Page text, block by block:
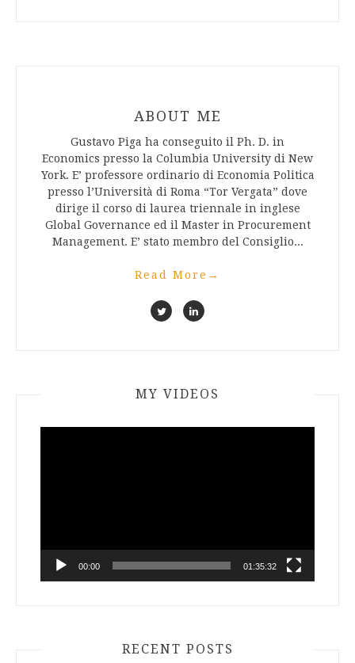
ABOUT ME
Gustavo Piga ha conseguito il Ph. D. in
Economics presso la Columbia University di New
York. E’ professore ordinario di Economia Politica
presso l’Università di Roma “Tor Vergata” dove
dirige il corso di laurea triennale in inglese
Global Governance ed il Master in Procurement
Management. E’ stato membro del Consiglio...
Read More →
MY VIDEOS
00:00 01:35:32
RECENT POSTS